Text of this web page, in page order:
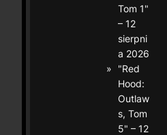
Tom 1"
– 12
sierpni
a 2026
"Red
Hood:
Outlaw
s, Tom
5" – 12